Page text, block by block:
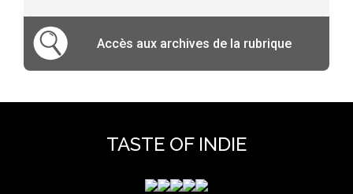
Accès aux archives de la rubrique
TASTE OF INDIE